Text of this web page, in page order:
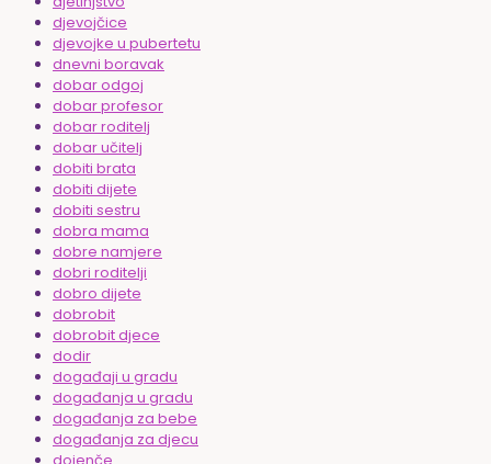
djevojčice
djevojke u pubertetu
dnevni boravak
dobar odgoj
dobar profesor
dobar roditelj
dobar učitelj
dobiti brata
dobiti dijete
dobiti sestru
dobra mama
dobre namjere
dobri roditelji
dobro dijete
dobrobit
dobrobit djece
dodir
događaji u gradu
događanja u gradu
događanja za bebe
događanja za djecu